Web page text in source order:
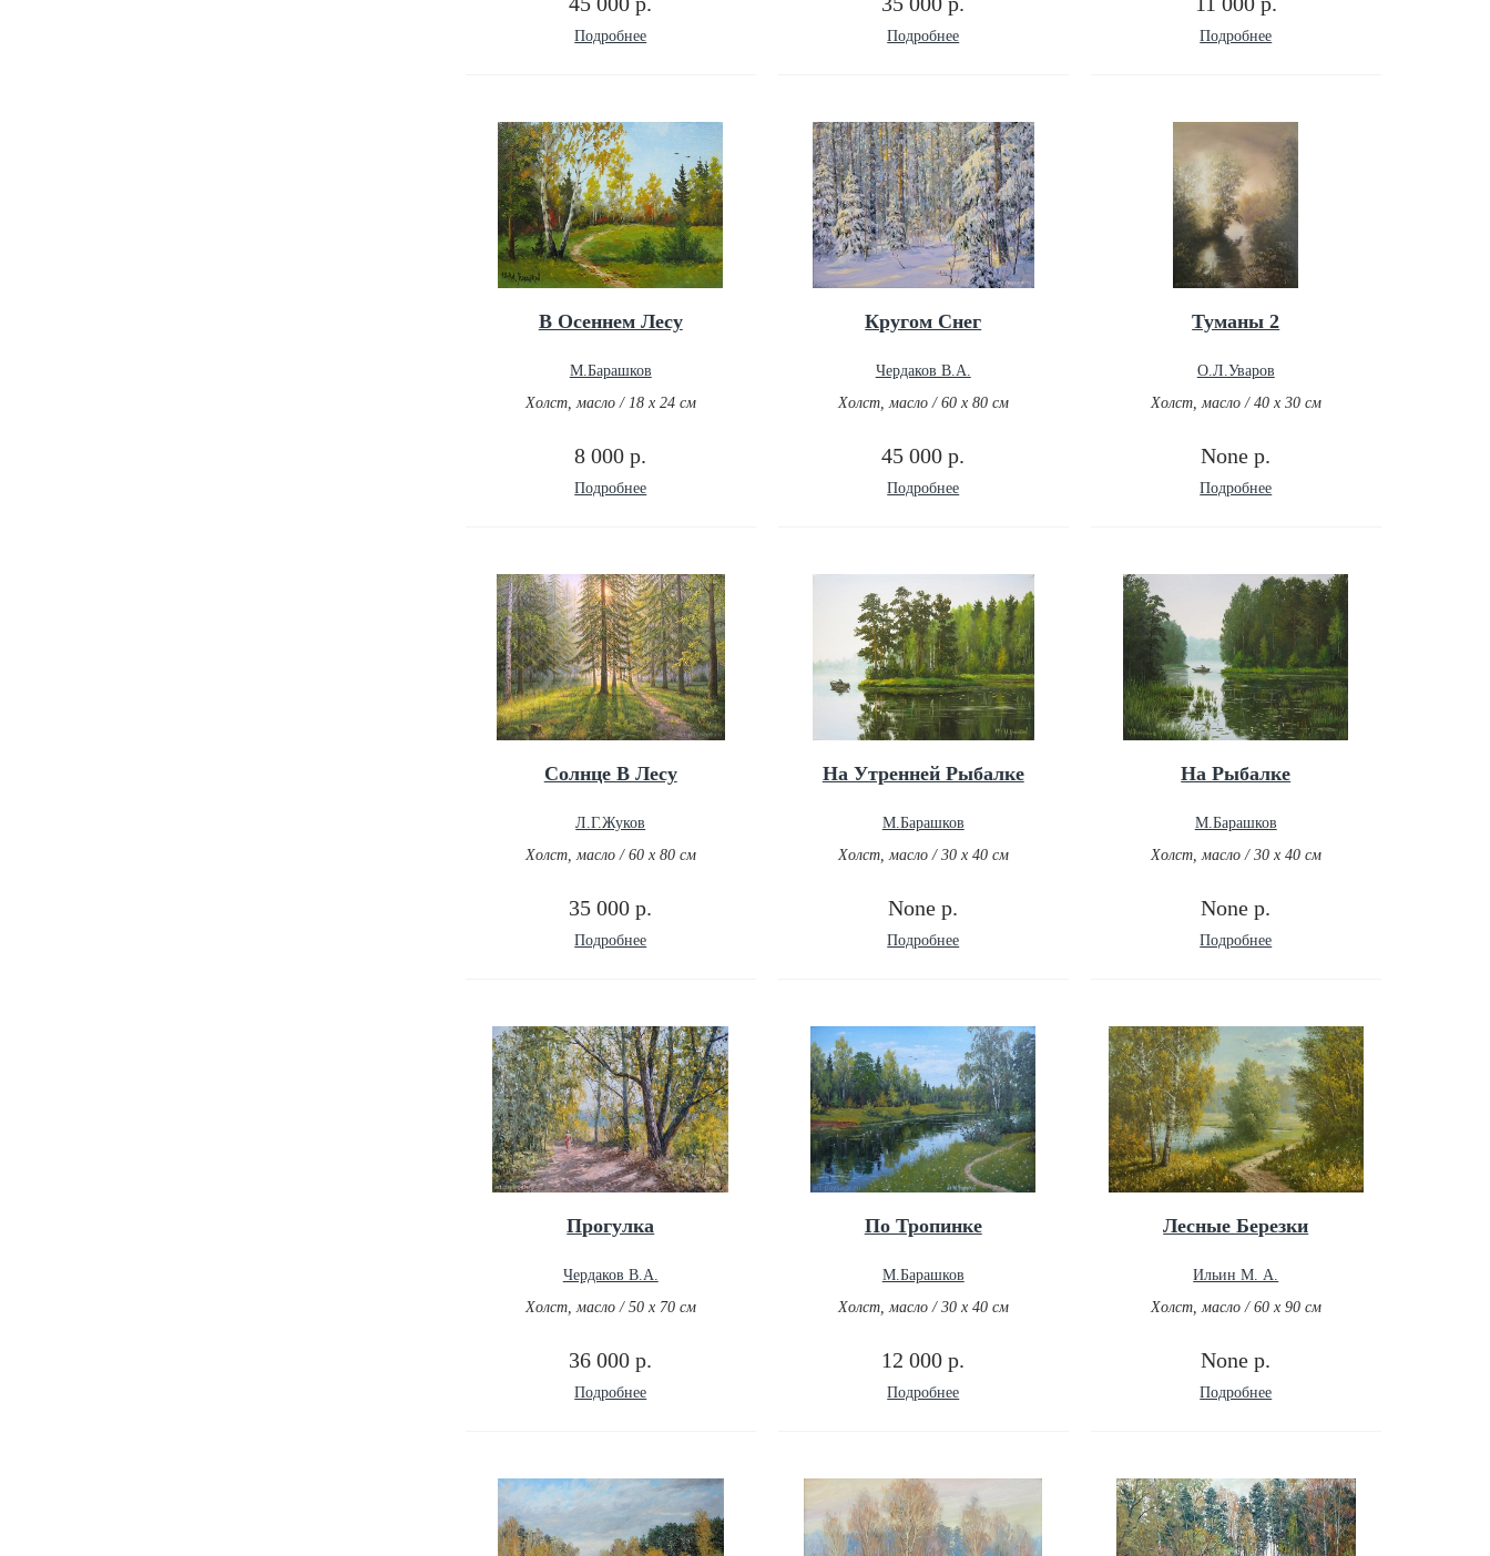
Подробнее Подробнее Подробнее
В Осеннем Лесу
М.Барашков
Холст, масло / 18 х 24 см
8 000 р.
Подробнее
Кругом Снег
Чердаков В.А.
Холст, масло / 60 х 80 см
45 000 р.
Подробнее
Туманы 2
О.Л.Уваров
Холст, масло / 40 х 30 см
None р.
Подробнее
Солнце В Лесу
Л.Г.Жуков
Холст, масло / 60 х 80 см
35 000 р.
Подробнее
На Утренней Рыбалке
М.Барашков
Холст, масло / 30 х 40 см
None р.
Подробнее
На Рыбалке
М.Барашков
Холст, масло / 30 х 40 см
None р.
Подробнее
Прогулка
Чердаков В.А.
Холст, масло / 50 х 70 см
36 000 р.
Подробнее
По Тропинке
М.Барашков
Холст, масло / 30 х 40 см
12 000 р.
Подробнее
Лесные Березки
Ильин М. А.
Холст, масло / 60 х 90 см
None р.
Подробнее